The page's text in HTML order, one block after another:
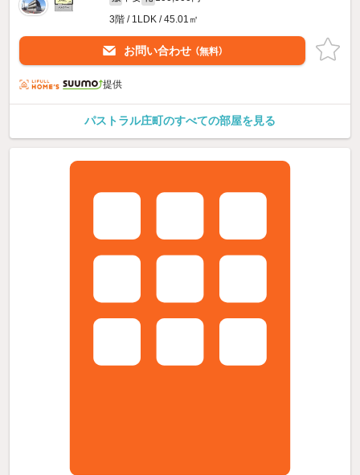
3階 / 1LDK / 45.01㎡
お問い合わせ （無料）
提供
パストラル庄町のすべての部屋を見る